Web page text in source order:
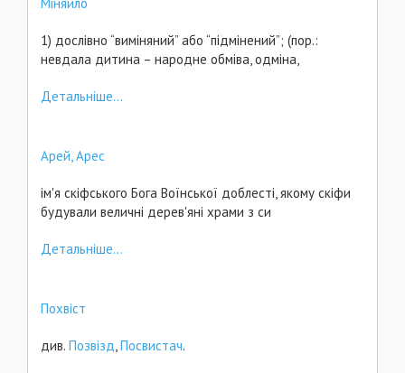
1) дослівно “виміняний” або “підмінений”; (пор.:
невдала дитина – народне обміва, одміна,
Детальніше...
Арей, Арес
ім'я скіфського Бога Воїнської доблесті, якому скіфи
будували величні дерев'яні храми з си
Детальніше...
Похвіст
див. Позвізд,Посвистач.